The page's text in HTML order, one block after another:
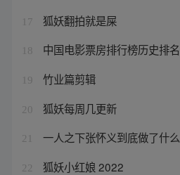
17 狐妖翻拍就是屎
18 中国电影票房排行榜历史排名
19 竹业篇剪辑
20 狐妖每周几更新
21 一人之下张怀义到底做了什么
22 狐妖小红娘 2022